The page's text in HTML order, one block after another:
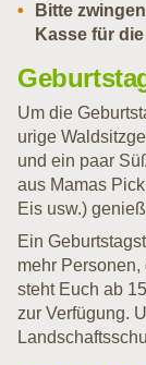
Bitte
Kasse für
Um die
urige
und ein paar
aus Mamas
Eis usw.)
Ein
mehr
steht Euch ab
zur Verfügung.